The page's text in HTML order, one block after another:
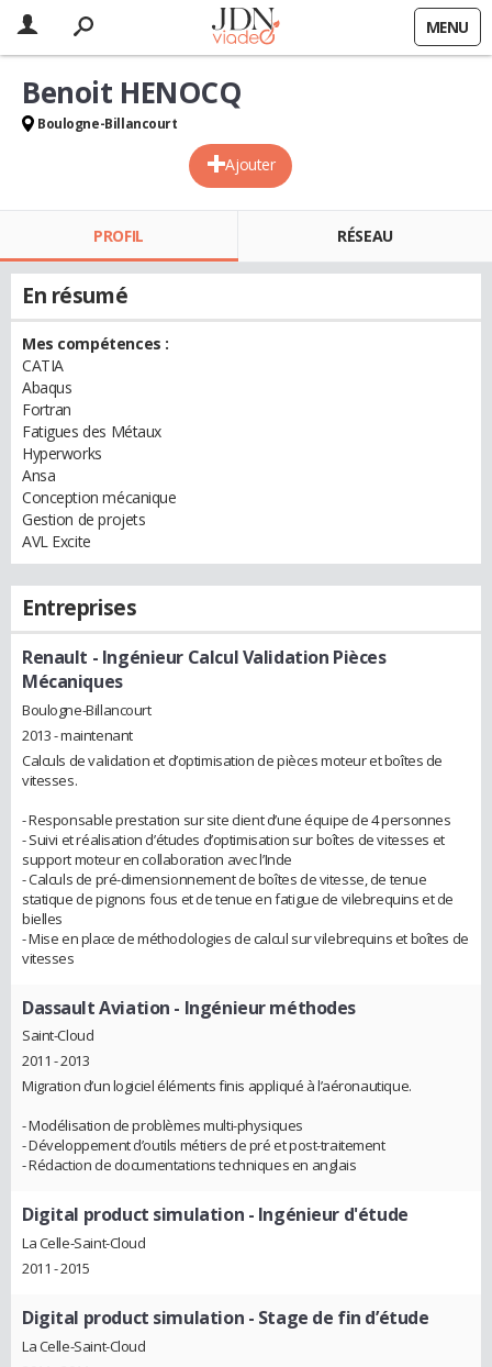
MENU
Ajouter
Benoit HENOCQ
Boulogne-Billancourt
PROFIL RÉSEAU
En résumé
Mes compétences :
CATIA
Abaqus
Fortran
Fatigues des Métaux
Hyperworks
Ansa
Conception mécanique
Gestion de projets
AVL Excite
Entreprises
Renault - Ingénieur Calcul Validation Pièces
Mécaniques
Boulogne-Billancourt
2013 - maintenant
Calculs de validation et d’optimisation de pièces moteur et boîtes de
vitesses.
- Responsable prestation sur site client d’une équipe de 4 personnes
- Suivi et réalisation d’études d’optimisation sur boîtes de vitesses et
support moteur en collaboration avec l’Inde
- Calculs de pré-dimensionnement de boîtes de vitesse, de tenue
statique de pignons fous et de tenue en fatigue de vilebrequins et de
bielles
- Mise en place de méthodologies de calcul sur vilebrequins et boîtes de
vitesses
Dassault Aviation - Ingénieur méthodes
Saint-Cloud
2011 - 2013
Migration d’un logiciel éléments finis appliqué à l’aéronautique.
- Modélisation de problèmes multi-physiques
- Développement d’outils métiers de pré et post-traitement
- Rédaction de documentations techniques en anglais
Digital product simulation - Ingénieur d'étude
La Celle-Saint-Cloud
2011 - 2015
Digital product simulation - Stage de fin d’étude
La Celle-Saint-Cloud